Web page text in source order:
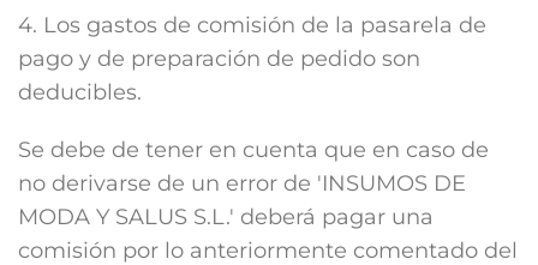
4. Los gastos de comisión de la pasarela de
pago y de preparación de pedido son
deducibles.
Se debe de tener en cuenta que en caso de
no derivarse de un error de 'INSUMOS DE
MODA Y SALUS S.L.' deberá pagar una
comisión por lo anteriormente comentado del